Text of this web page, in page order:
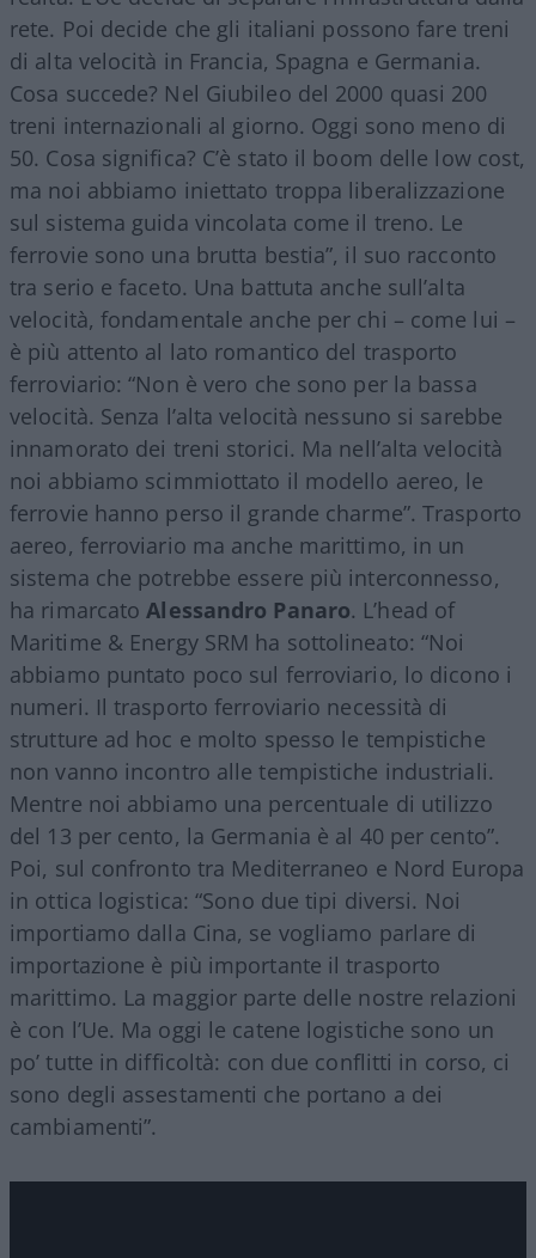
rete. Poi decide che gli italiani possono fare treni
di alta velocità in Francia, Spagna e Germania.
Cosa succede? Nel Giubileo del 2000 quasi 200
treni internazionali al giorno. Oggi sono meno di
50. Cosa significa? C’è stato il boom delle low cost,
ma noi abbiamo iniettato troppa liberalizzazione
sul sistema guida vincolata come il treno. Le
ferrovie sono una brutta bestia”, il suo racconto
tra serio e faceto. Una battuta anche sull’alta
velocità, fondamentale anche per chi – come lui –
è più attento al lato romantico del trasporto
ferroviario: “Non è vero che sono per la bassa
velocità. Senza l’alta velocità nessuno si sarebbe
innamorato dei treni storici. Ma nell’alta velocità
noi abbiamo scimmiottato il modello aereo, le
ferrovie hanno perso il grande charme”. Trasporto
aereo, ferroviario ma anche marittimo, in un
sistema che potrebbe essere più interconnesso,
ha rimarcatoAlessandro Panaro. L’head of
Maritime & Energy SRM ha sottolineato: “Noi
abbiamo puntato poco sul ferroviario, lo dicono i
numeri. Il trasporto ferroviario necessità di
strutture ad hoc e molto spesso le tempistiche
non vanno incontro alle tempistiche industriali.
Mentre noi abbiamo una percentuale di utilizzo
del 13 per cento, la Germania è al 40 per cento”.
Poi, sul confronto tra Mediterraneo e Nord Europa
in ottica logistica: “Sono due tipi diversi. Noi
importiamo dalla Cina, se vogliamo parlare di
importazione è più importante il trasporto
marittimo. La maggior parte delle nostre relazioni
è con l’Ue. Ma oggi le catene logistiche sono un
po’ tutte in difficoltà: con due conflitti in corso, ci
sono degli assestamenti che portano a dei
cambiamenti”.